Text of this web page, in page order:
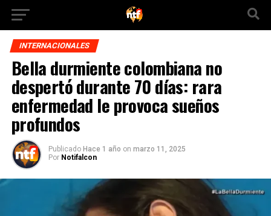
INTERNACIONALES
Bella durmiente colombiana no
despertó durante 70 días: rara
enfermedad le provoca sueños
profundos
Publicado Hace 1 año on marzo 11, 2025
Por Notifalcon